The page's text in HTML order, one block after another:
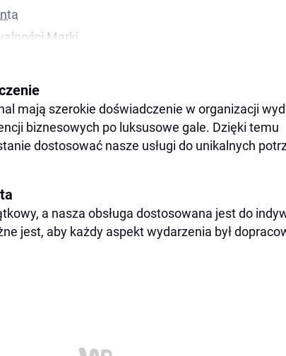
Marki
Hostess?
Środka
Infernal?
mają szerokie doświadczenie w organizacji
biznesowych po luksusowe gale. Dzięki temu
dostosować nasze usługi do unikalnych
a nasza obsługa dostosowana jest do
jest, aby każdy aspekt wydarzenia był